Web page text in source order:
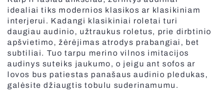
Visos žaliuzės
idealiai tiks modernios klasikos ar klasikiniam
interjerui. Kadangi klasikiniai roletai turi
daugiau audinio, užtraukus roletus, prie dirbtinio
apšvietimo, žėrėjimas atrodys prabangiai, bet
subtiliai. Tuo tarpu merino vilnos imitacijos
audinys suteiks jaukumo, o jeigu ant sofos ar
lovos bus patiestas panašaus audinio pledukas,
galėsite džiaugtis tobulu suderinamumu.